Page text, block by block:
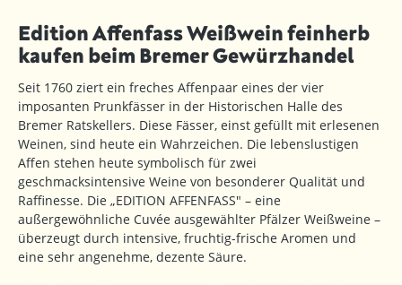
Edition Affenfass Weißwein feinherb
kaufen beim Bremer Gewürzhandel
Seit 1760 ziert ein freches Affenpaar eines der vier
imposanten Prunkfässer in der Historischen Halle des
Bremer Ratskellers. Diese Fässer, einst gefüllt mit erlesenen
Weinen, sind heute ein Wahrzeichen. Die lebenslustigen
Affen stehen heute symbolisch für zwei
geschmacksintensive Weine von besonderer Qualität und
Raffinesse. Die „EDITION AFFENFASS" – eine
außergewöhnliche Cuvée ausgewählter Pfälzer Weißweine –
überzeugt durch intensive, fruchtig-frische Aromen und
eine sehr angenehme, dezente Säure.